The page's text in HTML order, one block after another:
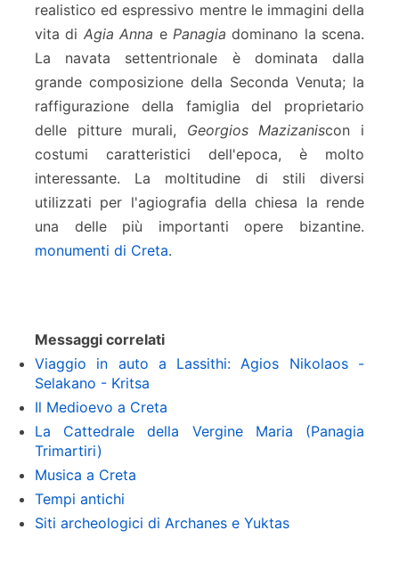
realistico ed espressivo mentre le immagini della
vita di Agia Anna e Panagia dominano la scena.
La navata settentrionale è dominata dalla
grande composizione della Seconda Venuta; la
raffigurazione della famiglia del proprietario
delle pitture murali, Georgios Mazizaniscon i
costumi caratteristici dell'epoca, è molto
interessante. La moltitudine di stili diversi
utilizzati per l'agiografia della chiesa la rende
una delle più importanti opere bizantine.
monumenti di Creta.
Messaggi correlati
Viaggio in auto a Lassithi: Agios Nikolaos -
Selakano - Kritsa
Il Medioevo a Creta
La Cattedrale della Vergine Maria (Panagia
Trimartiri)
Musica a Creta
Tempi antichi
Siti archeologici di Archanes e Yuktas